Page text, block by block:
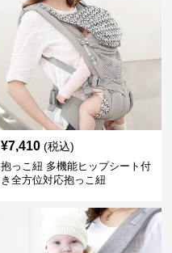
¥7,410 (税込)
抱っこ紐 多機能ヒップシート付
き全方位対応抱っこ紐